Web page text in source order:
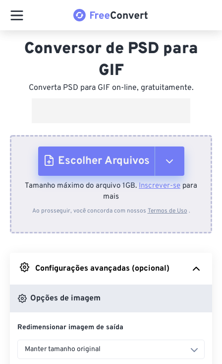
Conversor de PSD para
GIF
Converta PSD para GIF on-line, gratuitamente.
Escolher Arquivos
Do dispositivo
Do Google Drive
Do OneDrive
Da URL
Tamanho máximo do arquivo 1GB. Inscrever-se para
mais
Ao prosseguir, você concorda com nossos Termos de Uso .
Configurações avançadas (opcional)
Opções de imagem
Redimensionar imagem de saída
Manter tamanho original